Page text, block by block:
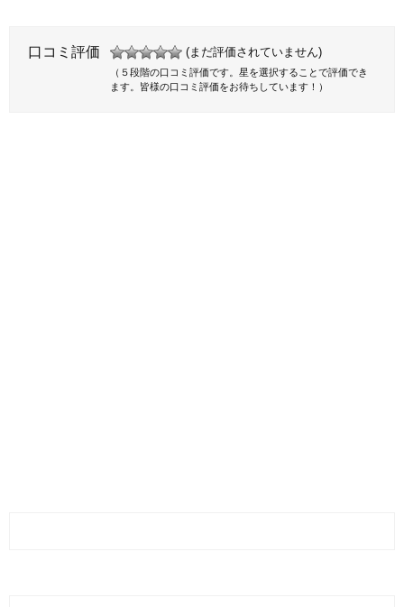
口コミ評価 (まだ評価されていません)
（５段階の口コミ評価です。星を選択することで評価でき
ます。皆様の口コミ評価をお待ちしています！）